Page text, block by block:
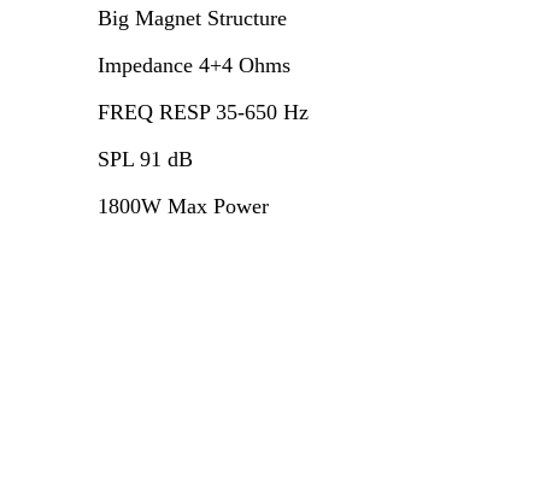
Big Magnet Structure
Impedance 4+4 Ohms
FREQ RESP 35-650 Hz
SPL 91 dB
1800W Max Power